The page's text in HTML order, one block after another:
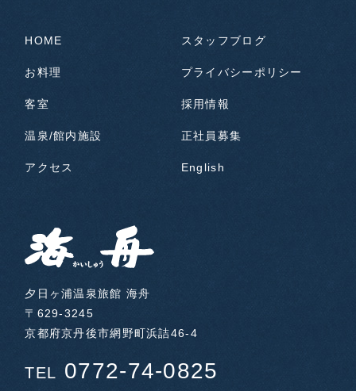
HOME
お料理
客室
温泉/館内施設
アクセス
スタッフブログ
プライバシーポリシー
採用情報
正社員募集
English
夕日ヶ浦温泉旅館 海舟
〒629-3245
京都府京丹後市網野町浜詰46-4
TEL 0772-74-0825